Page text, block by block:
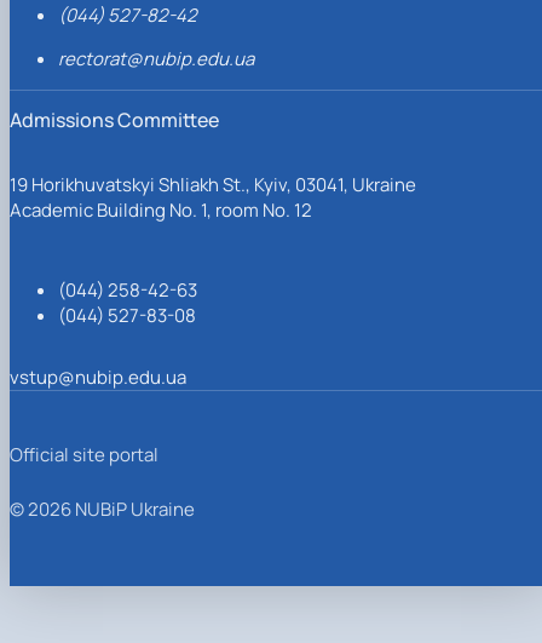
(044) 527-82-42
rectorat@nubip.edu.ua
Admissions Committee
19 Horikhuvatskyi Shliakh St., Kyiv, 03041, Ukraine
Academic Building No. 1, room No. 12
(044) 258-42-63
(044) 527-83-08
vstup@nubip.edu.ua
Official site portal
© 2026 NUBiP Ukraine